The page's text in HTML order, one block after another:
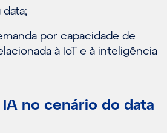
por capacidade de
à IoT e à inteligência
no cenário do data